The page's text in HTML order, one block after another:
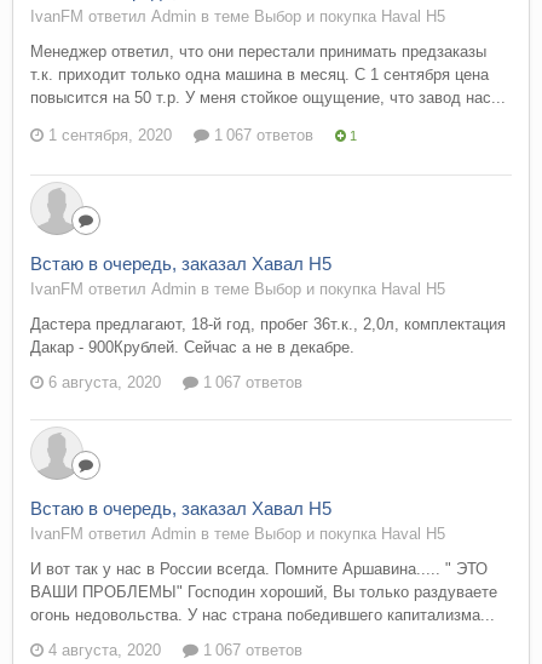
IvanFM ответил Admin в теме Выбор и покупка Haval H5
Менеджер ответил, что они перестали принимать предзаказы
т.к. приходит только одна машина в месяц. С 1 сентября цена
повысится на 50 т.р. У меня стойкое ощущение, что завод нас...
1 сентября, 2020 1 067 ответов 1
Встаю в очередь, заказал Хавал Н5
IvanFM ответил Admin в теме Выбор и покупка Haval H5
Дастера предлагают, 18-й год, пробег 36т.к., 2,0л, комплектация
Дакар - 900Крублей. Сейчас а не в декабре.
6 августа, 2020
1 067 ответов
Встаю в очередь, заказал Хавал Н5
IvanFM ответил Admin в теме Выбор и покупка Haval H5
И вот так у нас в России всегда. Помните Аршавина..... " ЭТО
ВАШИ ПРОБЛЕМЫ" Господин хороший, Вы только раздуваете
огонь недовольства. У нас страна победившего капитализма...
4 августа, 2020
1 067 ответов